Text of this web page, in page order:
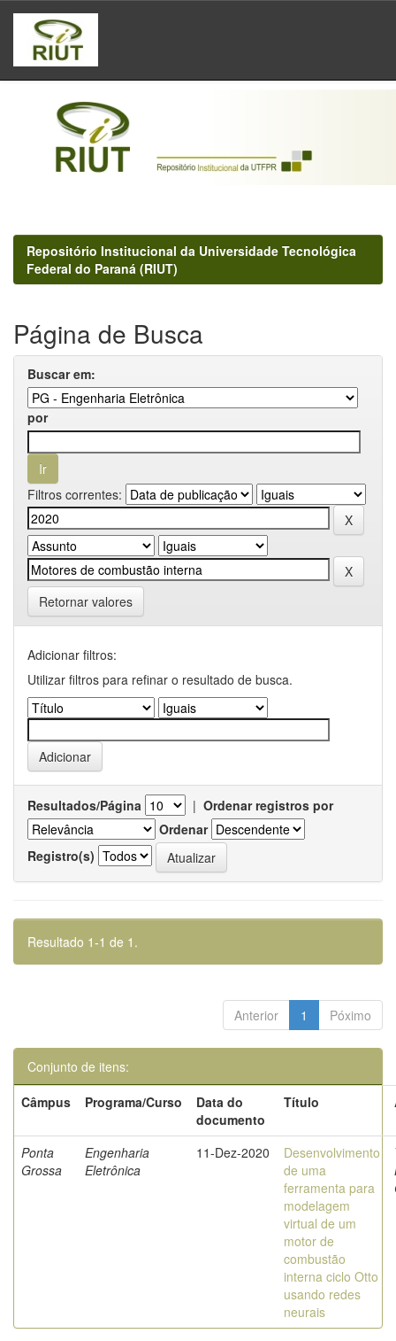
Skip
navigation
Repositório Institucional da Universidade Tecnológica
Federal do Paraná (RIUT)
Página de Busca
Buscar em:
por
Filtros correntes:
Retornar valores
Adicionar filtros:
Utilizar filtros para refinar o resultado de busca.
Resultados/Página | Ordenar registros por
Ordenar
Registro(s)
Resultado 1-1 de 1.
Anterior 1 Póximo
Conjunto de itens:
Câmpus
Programa/Curso
Data do
documento
Título
Ponta
Grossa
Engenharia
Eletrônica
11-Dez-2020
Desenvolvimento
de uma
ferramenta para
modelagem
virtual de um
motor de
combustão
interna ciclo Otto
usando redes
neurais